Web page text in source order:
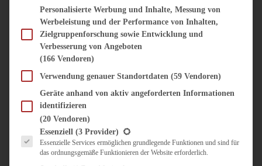
VORSPEISEN
SÜSS & HERZHAFT
BROTAUFSTRICH
DIPS, SAUCEN, CHUTNEYS
KÜCHENGESCHENKE
UNTERWEGS
Personalisierte Werbung und Inhalte, Messung von
Werbeleistung und der Performance von Inhalten,
Zielgruppenforschung sowie Entwicklung und
Verbesserung von Angeboten
(166 Vendoren)
Verwendung genauer Standortdaten (59 Vendoren)
Geräte anhand von aktiv angeforderten Informationen
identifizieren
(20 Vendoren)
Es folgt eine Liste der Service-Gruppen, für die eine Einwilligung erteilt werden
Essenziell (3 Provider)
Essenzielle Services ermöglichen grundlegende Funktionen und sind für
das ordnungsgemäße Funktionieren der Website erforderlich.